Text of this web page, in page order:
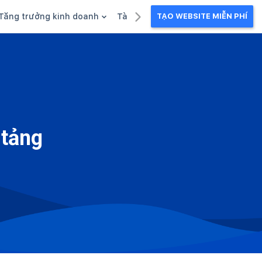
trưởng kinh doanh Tài liệu kinh doanhTẠO WEBSITE MIỄN PHÍ